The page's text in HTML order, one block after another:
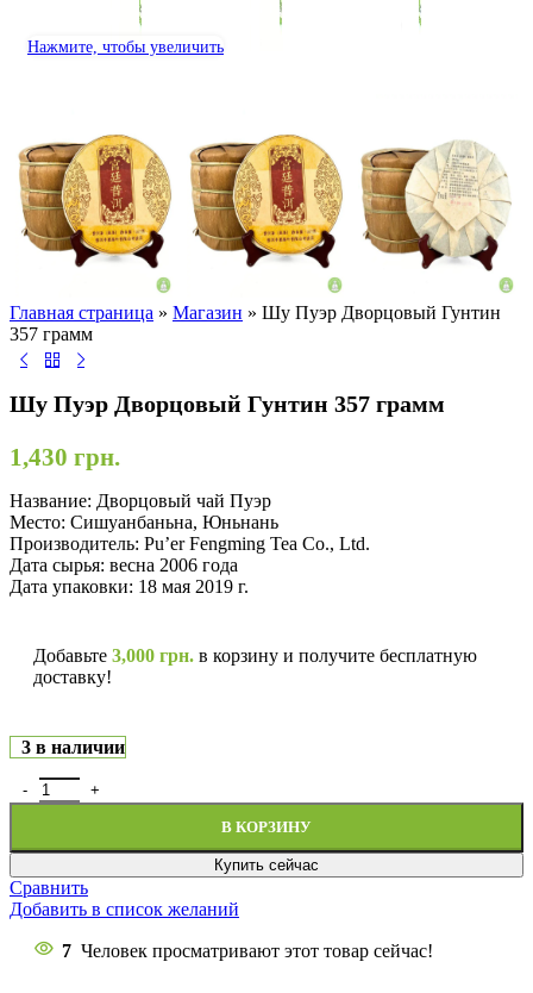
Нажмите, чтобы увеличить
Главная страница » Магазин » Шу Пуэр Дворцовый Гунтин
357 грамм
Шу Пуэр Дворцовый Гунтин 357 грамм
1,430 грн.
Название: Дворцовый чай Пуэр
Место: Сишуанбаньна, Юньнань
Производитель: Pu’er Fengming Tea Co., Ltd.
Дата сырья: весна 2006 года
Дата упаковки: 18 мая 2019 г.
Добавьте 3,000 грн. в корзину и получите бесплатную
доставку!
3 в наличии
В КОРЗИНУ
Купить сейчас
Сравнить
Добавить в список желаний
7 Человек просматривают этот товар сейчас!